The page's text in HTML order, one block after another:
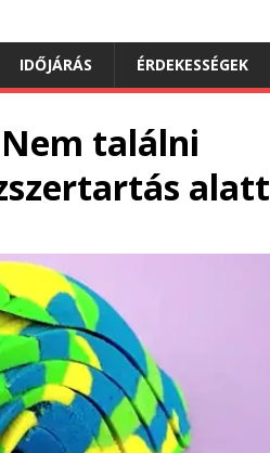
IDŐJÁRÁS ÉRDEKESSÉGEK
találni
alatt